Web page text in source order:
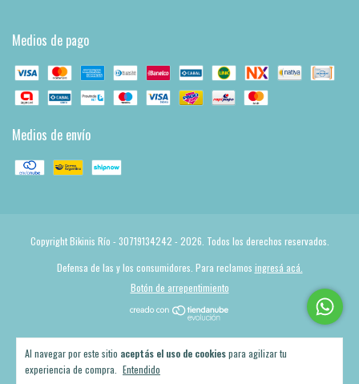
Al navegar por este sitio aceptás el uso de cookiespara agilizar tu
experiencia de compra.
Entendido
Medios de pago
Medios de envío
Copyright Bikinis Río - 30719134242 - 2026. Todos los derechos reservados.
Defensa de las y los consumidores. Para reclamos ingresá acá.
Botón de arrepentimiento